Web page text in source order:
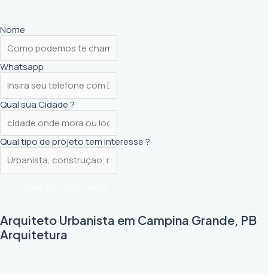
Nome
Whatsapp
Qual sua Cidade ?
Qual tipo de projeto tem interesse ?
Arquiteto Urbanista em Campina Grande, PB
Arquitetura